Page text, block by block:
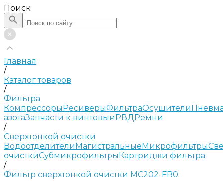
Поиск
Главная
/
Каталог товаров
/
Фильтра
КомпрессорыРесиверыФильтраОсушители
азотаЗапчасти к винтовымРВДРемни
/
Сверхтонкой очистки
ВодоотделителиМагистральныеМикрофильтры
очисткиСубмикрофильтрыКартриджи фильтра
/
Фильтр сверхтонкой очистки MC202-FB0